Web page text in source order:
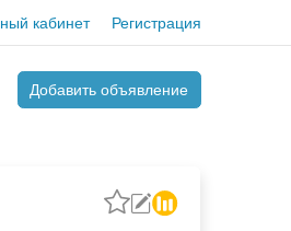
кабинет Регистрация
Добавить объявление